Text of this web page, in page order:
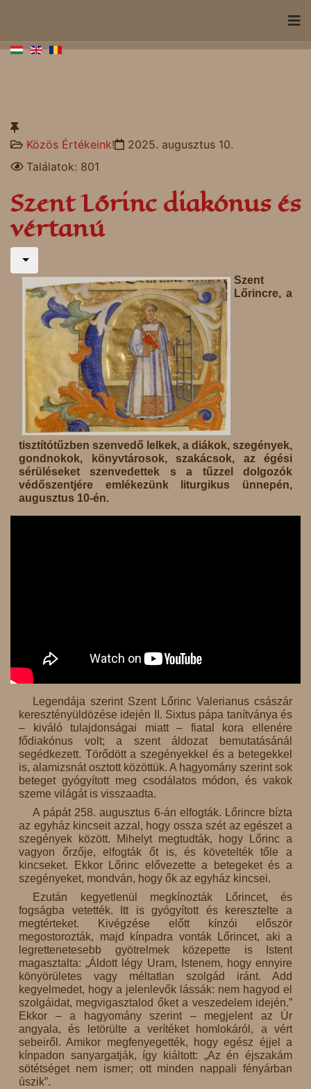
Közös Értékeink!
2025. augusztus 10.
Találatok: 801
Szent Lőrinc diakónus és
vértanú
Szent
Lőrincre, a
tisztítótűzben szenvedő lelkek, a diákok, szegények,
gondnokok, könyvtárosok, szakácsok, az égési
sérüléseket szenvedettek s a tűzzel dolgozók
védőszentjére emlékezünk liturgikus ünnepén,
augusztus 10-én.
Legendája szerint Szent Lőrinc Valerianus császár
keresztényüldözése idején II. Sixtus pápa tanítványa és
– kiváló tulajdonságai miatt – fiatal kora ellenére
fődiakónus volt; a szent áldozat bemutatásánál
segédkezett. Törődött a szegényekkel és a betegekkel
is, alamizsnát osztott közöttük. A hagyomány szerint sok
beteget gyógyított meg csodálatos módon, és vakok
szeme világát is visszaadta.
A pápát 258. augusztus 6-án elfogták. Lőrincre bízta
az egyház kincseit azzal, hogy ossza szét az egészet a
szegények között. Mihelyt megtudták, hogy Lőrinc a
vagyon őrzője, elfogták őt is, és követelték tőle a
kincseket. Ekkor Lőrinc elővezette a betegeket és a
szegényeket, mondván, hogy ők az egyház kincsei.
Ezután kegyetlenül megkínozták Lőrincet, és
fogságba vetették. Itt is gyógyított és keresztelte a
megtérteket. Kivégzése előtt kínzói először
megostorozták, majd kínpadra vonták Lőrincet, aki a
legrettenetesebb gyötrelmek közepette is Istent
magasztalta: „Áldott légy Uram, Istenem, hogy ennyire
könyörületes vagy méltatlan szolgád iránt. Add
kegyelmedet, hogy a jelenlevők lássák: nem hagyod el
szolgáidat, megvigasztalod őket a veszedelem idején.”
Ekkor – a hagyomány szerint – megjelent az Úr
angyala, és letörülte a verítéket homlokáról, a vért
sebeiről. Amikor megfenyegették, hogy egész éjjel a
kínpadon sanyargatják, így kiáltott: „Az én éjszakám
sötétséget nem ismer; ott minden nappali fényárban
úszik”.